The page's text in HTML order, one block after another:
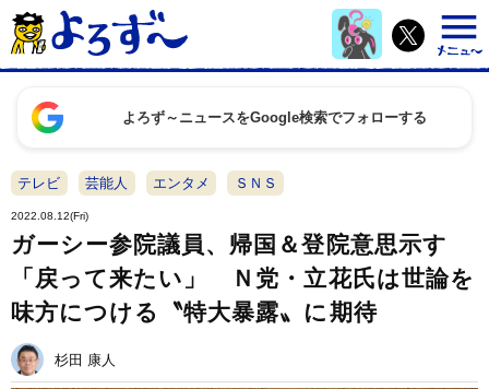
よろず～ニュースをGoogle検索でフォローする
テレビ 芸能人 エンタメ ＳＮＳ
2022.08.12(Fri)
ガーシー参院議員、帰国＆登院意思示す
「戻って来たい」 Ｎ党・立花氏は世論を
味方につける〝特大暴露〟に期待
杉田 康人